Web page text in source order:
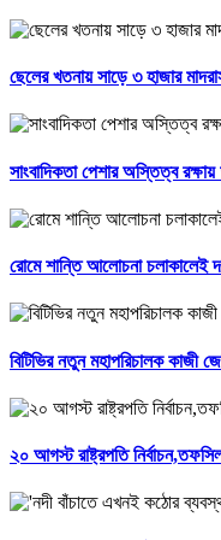
ছেলের খতনায় সাড়ে ৩ হাজার
সাংবাদিকতা পেশার অস্তিত্ব
রোমে শান্তি আলোচনা চলাকালেই
বিটিভির নতুন মহাপরিচালক কাজী
২০ আগস্ট রাষ্ট্রপতি